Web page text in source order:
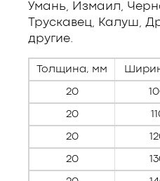
Умань, Измаил,
Трускавец, Калуш,
другие.
Толщина, мм
20
20
20
20